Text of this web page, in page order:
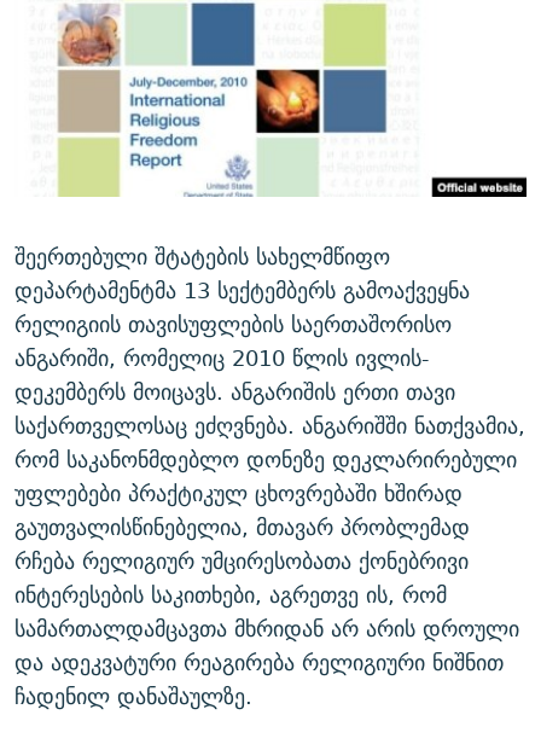
ᲛᲝᲚᲐᲞᲐᲠᲐᲙᲔ ᲢᲔᲥᲡᲢᲔᲑᲘ
ᲨᲘᲜ - ᲣᲪᲮᲝᲔᲗᲨᲘ
ᲚᲘᲢᲔᲠᲐᲢᲣᲠᲣᲚᲘ ᲬᲐᲮᲜᲐᲒᲔᲑᲘ
ᲐᲛᲔᲠᲘᲙᲣᲚᲘ ᲛᲝᲗᲮᲠᲝᲑᲐ
ᲘᲛᲞᲔᲠᲘᲐ ᲓᲐ ᲠᲐᲓᲘᲝ
ᲩᲔᲛᲘ ᲡᲘᲙᲕᲓᲘᲚᲘᲡ ᲛᲘᲖᲔᲖᲘᲐ COVID-19
11 ᲬᲔᲚᲘ - 11 ᲐᲛᲑᲐᲕᲘ
ᲡᲐᲞᲐᲠᲚᲐᲛᲔᲜᲢᲝ ᲐᲠᲩᲔᲕᲜᲔᲑᲘᲡ ᲘᲡᲢᲝᲠᲘᲐ
ᲑᲐᲕᲨᲕᲔᲑᲘ ᲞᲠᲝᲡᲢᲘᲢᲣᲪᲘᲐᲨᲘ - ᲐᲛᲝᲣᲗᲥᲛᲔᲚᲘ ᲐᲛᲑᲐᲕᲘ
5 ᲐᲛᲑᲐᲕᲘ - 20 ᲘᲕᲜᲘᲡᲡ ᲓᲐᲨᲐᲕᲔᲑᲣᲚᲔᲑᲘ
ᲐᲒᲕᲘᲡᲢᲝᲡ ᲝᲛᲘ
ПРИВЕТ ᲙᲣᲚᲢᲣᲠᲐ
ᲒᲐᲛᲝᲘᲬᲔᲠᲔ
რთე/რთ-ის ყველა საიტი
შეერთებული შტატების სახელმწიფო
დეპარტამენტმა 13 სექტემბერს გამოაქვეყნა
რელიგიის თავისუფლების საერთაშორისო
ანგარიში, რომელიც 2010 წლის ივლის-
დეკემბერს მოიცავს. ანგარიშის ერთი თავი
საქართველოსაც ეძღვნება. ანგარიშში ნათქვამია,
რომ საკანონმდებლო დონეზე დეკლარირებული
უფლებები პრაქტიკულ ცხოვრებაში ხშირად
გაუთვალისწინებელია, მთავარ პრობლემად
რჩება რელიგიურ უმცირესობათა ქონებრივი
ინტერესების საკითხები, აგრეთვე ის, რომ
სამართალდამცავთა მხრიდან არ არის დროული
და ადეკვატური რეაგირება რელიგიური ნიშნით
ჩადენილ დანაშაულზე.